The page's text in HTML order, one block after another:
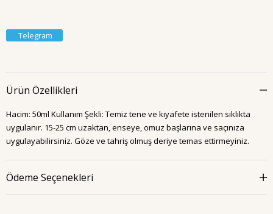
Telegram
Ürün Özellikleri
Hacim: 50ml Kullanım Şekli: Temiz tene ve kıyafete istenilen sıklıkta
uygulanır. 15-25 cm uzaktan, enseye, omuz başlarına ve saçınıza
uygulayabilirsiniz. Göze ve tahriş olmuş deriye temas ettirmeyiniz.
Ödeme Seçenekleri